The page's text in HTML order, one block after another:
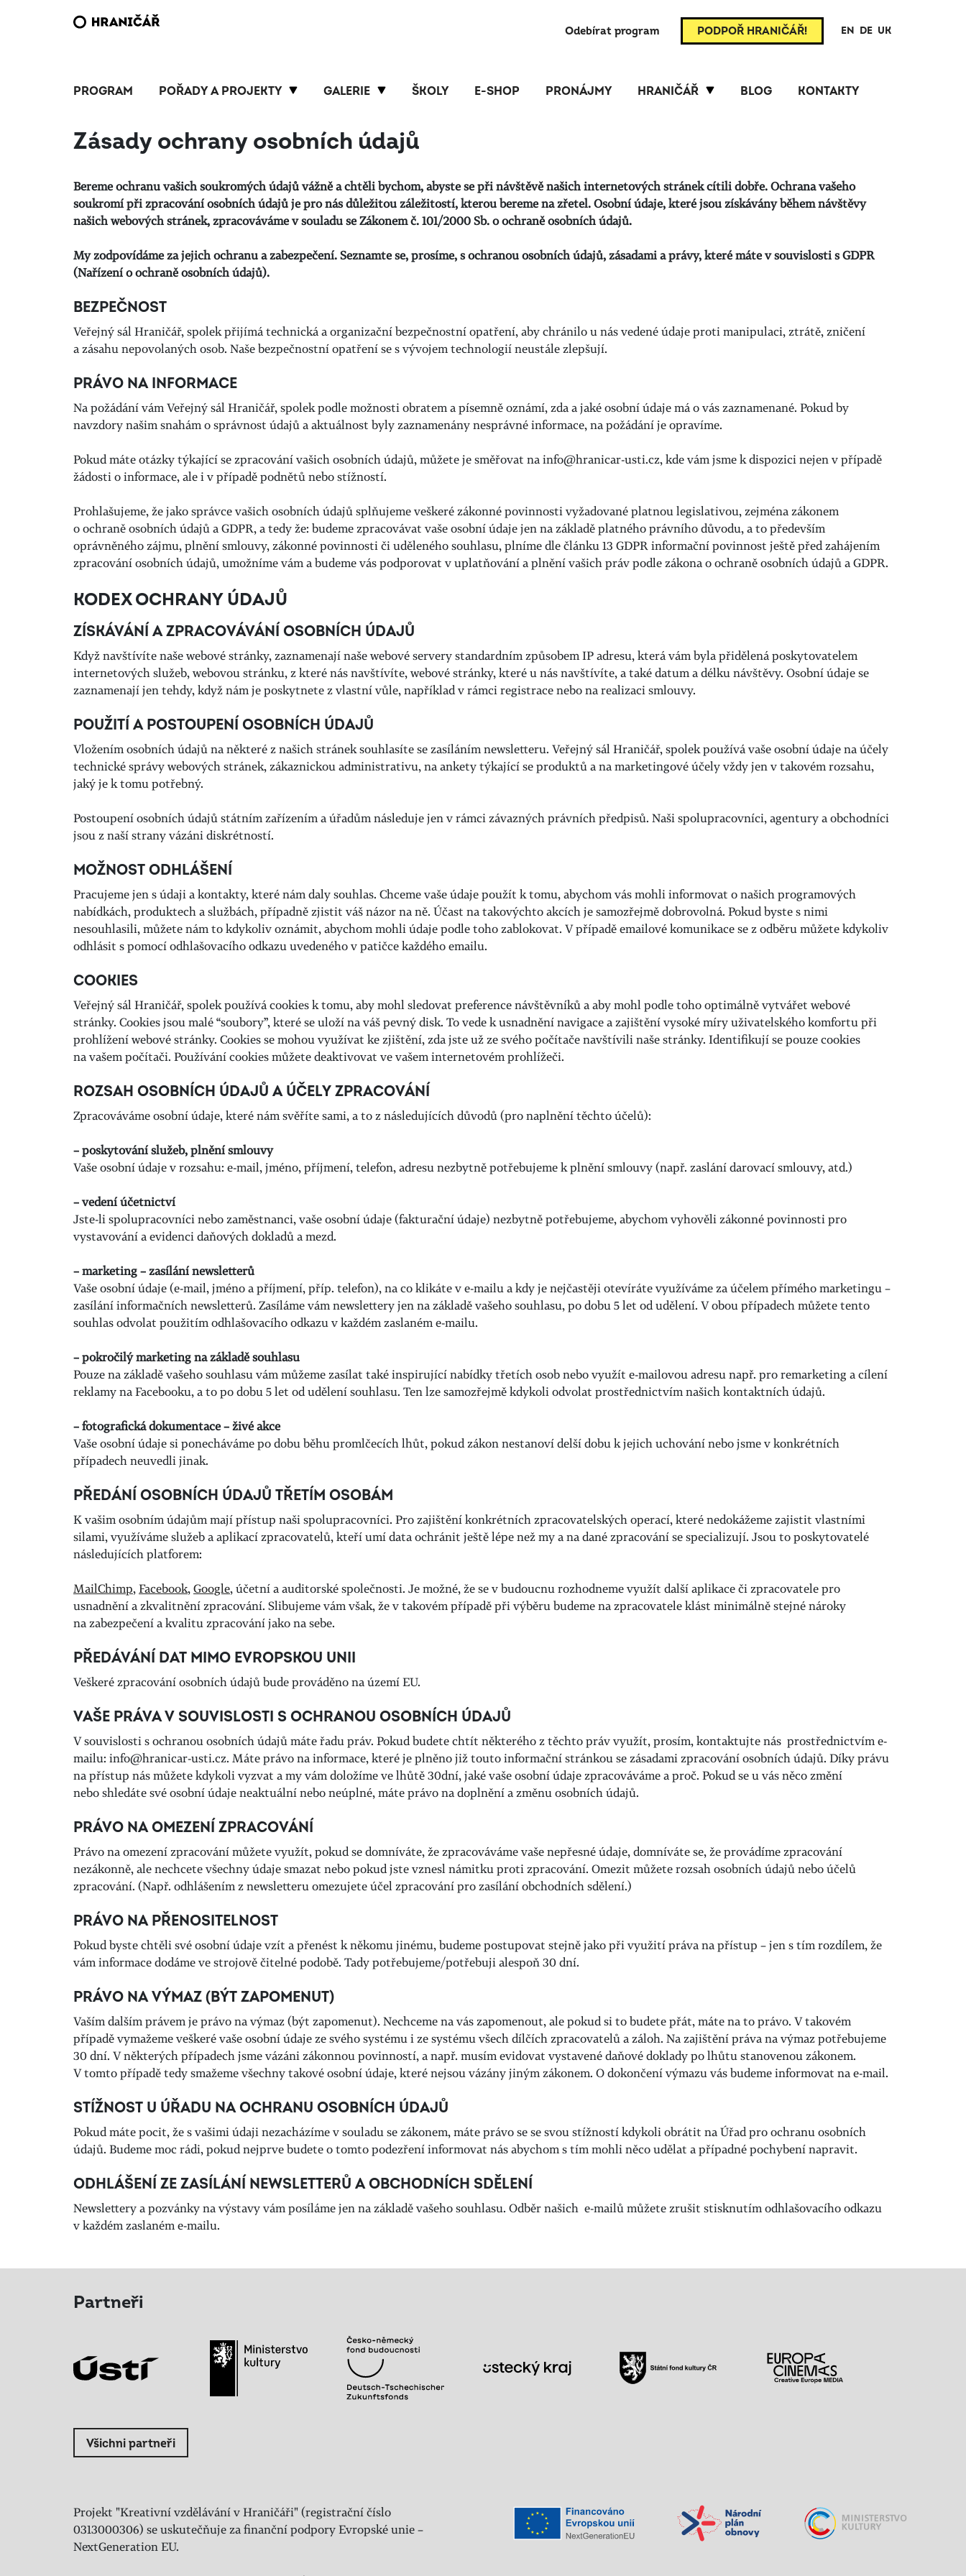
Odebírat program PODPOŘ HRANIČÁŘ! EN DE UK
PROGRAM POŘADY A PROJEKTY GALERIE ŠKOLY E-SHOP PRONÁJMY HRANIČÁŘ BLOG KONTAKTY
Zásady ochrany osobních údajů
Bereme ochranu vašich soukromých údajů vážně a chtěli bychom, abyste se při návštěvě našich internetových stránek cítili dobře. Ochrana vašeho
soukromí při zpracování osobních údajů je pro nás důležitou záležitostí, kterou bereme na zřetel. Osobní údaje, které jsou získávány během návštěvy
našich webových stránek, zpracováváme v souladu se Zákonem č. 101/2000 Sb. o ochraně osobních údajů.
My zodpovídáme za jejich ochranu a zabezpečení. Seznamte se, prosíme, s ochranou osobních údajů, zásadami a právy, které máte v souvislosti s GDPR
(Nařízení o ochraně osobních údajů).
BEZPEČNOST
Veřejný sál Hraničář, spolek přijímá technická a organizační bezpečnostní opatření, aby chránilo u nás vedené údaje proti manipulaci, ztrátě, zničení
a zásahu nepovolaných osob. Naše bezpečnostní opatření se s vývojem technologií neustále zlepšují.
PRÁVO NA INFORMACE
Na požádání vám Veřejný sál Hraničář, spolek podle možnosti obratem a písemně oznámí, zda a jaké osobní údaje má o vás zaznamenané. Pokud by
navzdory našim snahám o správnost údajů a aktuálnost byly zaznamenány nesprávné informace, na požádání je opravíme.
Pokud máte otázky týkající se zpracování vašich osobních údajů, můžete je směřovat nainfo@hranicar-usti.cz, kde vám jsme k dispozici nejen v případě
žádosti o informace, ale i v případě podnětů nebo stížností.
Prohlašujeme, že jako správce vašich osobních údajů splňujeme veškeré zákonné povinnosti vyžadované platnou legislativou, zejména zákonem
o ochraně osobních údajů a GDPR, a tedy že: budeme zpracovávat vaše osobní údaje jen na základě platného právního důvodu, a to především
oprávněného zájmu, plnění smlouvy, zákonné povinnosti či uděleného souhlasu, plníme dle článku 13 GDPR informační povinnost ještě před zahájením
zpracování osobních údajů, umožníme vám a budeme vás podporovat v uplatňování a plnění vašich práv podle zákona o ochraně osobních údajů a GDPR.
KODEX OCHRANY ÚDAJŮ
ZÍSKÁVÁNÍ A ZPRACOVÁVÁNÍ OSOBNÍCH ÚDAJŮ
Když navštívíte naše webové stránky, zaznamenají naše webové servery standardním způsobem IP adresu, která vám byla přidělená poskytovatelem
internetových služeb, webovou stránku, z které nás navštívíte, webové stránky, které u nás navštívíte, a také datum a délku návštěvy. Osobní údaje se
zaznamenají jen tehdy, když nám je poskytnete z vlastní vůle, například v rámci registrace nebo na realizaci smlouvy.
POUŽITÍ A POSTOUPENÍ OSOBNÍCH ÚDAJŮ
Vložením osobních údajů na některé z našich stránek souhlasíte se zasíláním newsletteru. Veřejný sál Hraničář, spolek používá vaše osobní údaje na účely
technické správy webových stránek, zákaznickou administrativu, na ankety týkající se produktů a na marketingové účely vždy jen v takovém rozsahu,
jaký je k tomu potřebný.
Postoupení osobních údajů státním zařízením a úřadům následuje jen v rámci závazných právních předpisů. Naši spolupracovníci, agentury a obchodníci
jsou z naší strany vázáni diskrétností.
MOŽNOST ODHLÁŠENÍ
Pracujeme jen s údaji a kontakty, které nám daly souhlas. Chceme vaše údaje použít k tomu, abychom vás mohli informovat o našich programových
nabídkách, produktech a službách, případně zjistit váš názor na ně. Účast na takovýchto akcích je samozřejmě dobrovolná. Pokud byste s nimi
nesouhlasili, můžete nám to kdykoliv oznámit, abychom mohli údaje podle toho zablokovat. V případě emailové komunikace se z odběru můžete kdykoliv
odhlásit s pomocí odhlašovacího odkazu uvedeného v patičce každého emailu.
COOKIES
Veřejný sál Hraničář, spolek používá cookies k tomu, aby mohl sledovat preference návštěvníků a aby mohl podle toho optimálně vytvářet webové
stránky. Cookies jsou malé “soubory”, které se uloží na váš pevný disk. To vede k usnadnění navigace a zajištění vysoké míry uživatelského komfortu při
prohlížení webové stránky. Cookies se mohou využívat ke zjištění, zda jste už ze svého počítače navštívili naše stránky. Identifikují se pouze cookies
na vašem počítači. Používání cookies můžete deaktivovat ve vašem internetovém prohlížeči.
ROZSAH OSOBNÍCH ÚDAJŮ A ÚČELY ZPRACOVÁNÍ
Zpracováváme osobní údaje, které nám svěříte sami, a to z následujících důvodů (pro naplnění těchto účelů):
– poskytování služeb, plnění smlouvy
Vaše osobní údaje v rozsahu: e-mail, jméno, příjmení, telefon, adresu nezbytně potřebujeme k plnění smlouvy (např. zaslání darovací smlouvy, atd.)
– vedení účetnictví
Jste-li spolupracovníci nebo zaměstnanci, vaše osobní údaje (fakturační údaje) nezbytně potřebujeme, abychom vyhověli zákonné povinnosti pro
vystavování a evidenci daňových dokladů a mezd.
– marketing – zasílání newsletterů
Vaše osobní údaje (e-mail, jméno a příjmení, příp. telefon), na co klikáte v e-mailu a kdy je nejčastěji otevíráte využíváme za účelem přímého marketingu –
zasílání informačních newsletterů. Zasíláme vám newslettery jen na základě vašeho souhlasu, po dobu 5 let od udělení. V obou případech můžete tento
souhlas odvolat použitím odhlašovacího odkazu v každém zaslaném e-mailu.
– pokročilý marketing na základě souhlasu
Pouze na základě vašeho souhlasu vám můžeme zasílat také inspirující nabídky třetích osob nebo využít e-mailovou adresu např. pro remarketing a cílení
reklamy na Facebooku, a to po dobu 5 let od udělení souhlasu. Ten lze samozřejmě kdykoli odvolat prostřednictvím našich kontaktních údajů.
– fotografická dokumentace – živé akce
Vaše osobní údaje si ponecháváme po dobu běhu promlčecích lhůt, pokud zákon nestanoví delší dobu k jejich uchování nebo jsme v konkrétních
případech neuvedli jinak.
PŘEDÁNÍ OSOBNÍCH ÚDAJŮ TŘETÍM OSOBÁM
K vašim osobním údajům mají přístup naši spolupracovníci. Pro zajištění konkrétních zpracovatelských operací, které nedokážeme zajistit vlastními
silami, využíváme služeb a aplikací zpracovatelů, kteří umí data ochránit ještě lépe než my a na dané zpracování se specializují. Jsou to poskytovatelé
následujících platforem:
MailChimp,Facebook,Google, účetní a auditorské společnosti. Je možné, že se v budoucnu rozhodneme využít další aplikace či zpracovatele pro
usnadnění a zkvalitnění zpracování. Slibujeme vám však, že v takovém případě při výběru budeme na zpracovatele klást minimálně stejné nároky
na zabezpečení a kvalitu zpracování jako na sebe.
PŘEDÁVÁNÍ DAT MIMO EVROPSKOU UNII
Veškeré zpracování osobních údajů bude prováděno na území EU.
VAŠE PRÁVA V SOUVISLOSTI S OCHRANOU OSOBNÍCH ÚDAJŮ
V souvislosti s ochranou osobních údajů máte řadu práv. Pokud budete chtít některého z těchto práv využít, prosím, kontaktujte nás prostřednictvím e-
mailu: info@hranicar-usti.cz. Máte právo na informace, které je plněno již touto informační stránkou se zásadami zpracování osobních údajů. Díky právu
na přístup nás můžete kdykoli vyzvat a my vám doložíme ve lhůtě 30dní, jaké vaše osobní údaje zpracováváme a proč. Pokud se u vás něco změní
nebo shledáte své osobní údaje neaktuální nebo neúplné, máte právo na doplnění a změnu osobních údajů.
PRÁVO NA OMEZENÍ ZPRACOVÁNÍ
Právo na omezení zpracování můžete využít, pokud se domníváte, že zpracováváme vaše nepřesné údaje, domníváte se, že provádíme zpracování
nezákonně, ale nechcete všechny údaje smazat nebo pokud jste vznesl námitku proti zpracování. Omezit můžete rozsah osobních údajů nebo účelů
zpracování. (Např. odhlášením z newsletteru omezujete účel zpracování pro zasílání obchodních sdělení.)
PRÁVO NA PŘENOSITELNOST
Pokud byste chtěli své osobní údaje vzít a přenést k někomu jinému, budeme postupovat stejně jako při využití práva na přístup – jen s tím rozdílem, že
vám informace dodáme ve strojově čitelné podobě. Tady potřebujeme/potřebuji alespoň 30 dní.
PRÁVO NA VÝMAZ (BÝT ZAPOMENUT)
Vaším dalším právem je právo na výmaz (být zapomenut). Nechceme na vás zapomenout, ale pokud si to budete přát, máte na to právo. V takovém
případě vymažeme veškeré vaše osobní údaje ze svého systému i ze systému všech dílčích zpracovatelů a záloh. Na zajištění práva na výmaz potřebujeme
30 dní. V některých případech jsme vázáni zákonnou povinností, a např. musím evidovat vystavené daňové doklady po lhůtu stanovenou zákonem.
V tomto případě tedy smažeme všechny takové osobní údaje, které nejsou vázány jiným zákonem. O dokončení výmazu vás budeme informovat na e-mail.
STÍŽNOST U ÚŘADU NA OCHRANU OSOBNÍCH ÚDAJŮ
Pokud máte pocit, že s vašimi údaji nezacházíme v souladu se zákonem, máte právo se se svou stížností kdykoli obrátit na Úřad pro ochranu osobních
údajů. Budeme moc rádi, pokud nejprve budete o tomto podezření informovat nás abychom s tím mohli něco udělat a případné pochybení napravit.
ODHLÁŠENÍ ZE ZASÍLÁNÍ NEWSLETTERŮ A OBCHODNÍCH SDĚLENÍ
Newslettery a pozvánky na výstavy vám posíláme jen na základě vašeho souhlasu. Odběr našich e-mailů můžete zrušit stisknutím odhlašovacího odkazu
v každém zaslaném e-mailu.
Partneři
Všichni partneři
Projekt "Kreativní vzdělávání v Hraničáři" (registrační číslo
0313000306) se uskutečňuje za finanční podpory Evropské unie –
NextGeneration EU.